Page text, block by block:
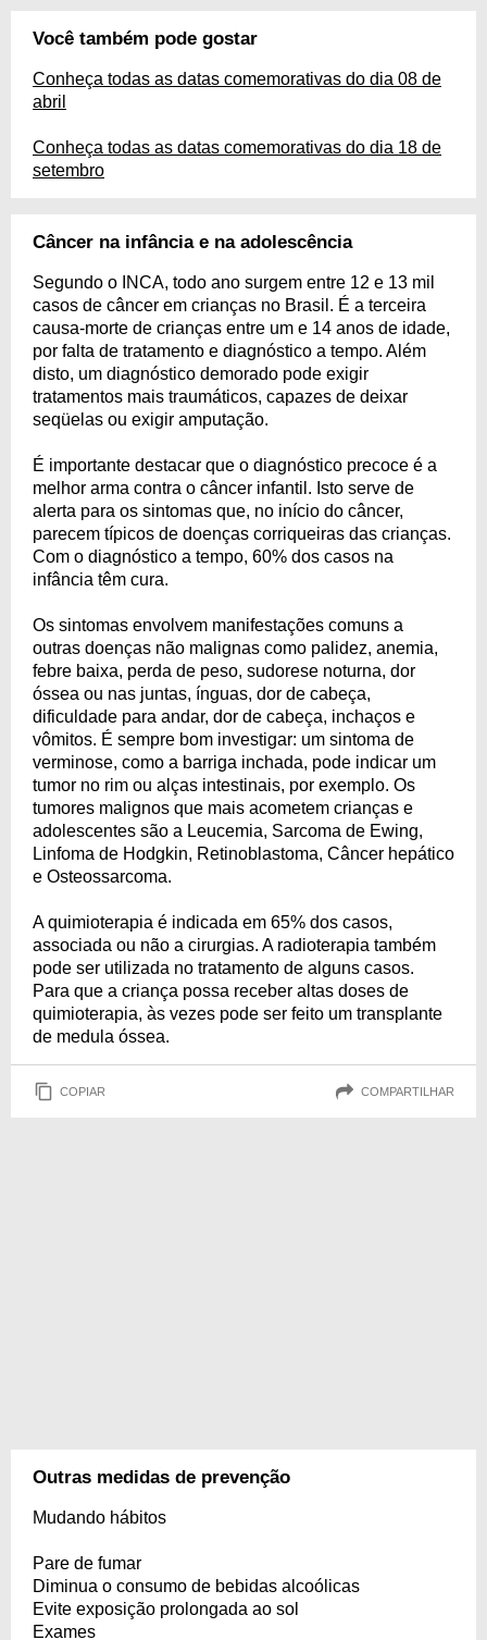
Você também pode gostar
Conheça todas as datas comemorativas do dia 08 de
abril
Conheça todas as datas comemorativas do dia 18 de
setembro
Câncer na infância e na adolescência
Segundo o INCA, todo ano surgem entre 12 e 13 mil
casos de câncer em crianças no Brasil. É a terceira
causa-morte de crianças entre um e 14 anos de idade,
por falta de tratamento e diagnóstico a tempo. Além
disto, um diagnóstico demorado pode exigir
tratamentos mais traumáticos, capazes de deixar
seqüelas ou exigir amputação.
É importante destacar que o diagnóstico precoce é a
melhor arma contra o câncer infantil. Isto serve de
alerta para os sintomas que, no início do câncer,
parecem típicos de doenças corriqueiras das crianças.
Com o diagnóstico a tempo, 60% dos casos na
infância têm cura.
Os sintomas envolvem manifestações comuns a
outras doenças não malignas como palidez, anemia,
febre baixa, perda de peso, sudorese noturna, dor
óssea ou nas juntas, ínguas, dor de cabeça,
dificuldade para andar, dor de cabeça, inchaços e
vômitos. É sempre bom investigar: um sintoma de
verminose, como a barriga inchada, pode indicar um
tumor no rim ou alças intestinais, por exemplo. Os
tumores malignos que mais acometem crianças e
adolescentes são a Leucemia, Sarcoma de Ewing,
Linfoma de Hodgkin, Retinoblastoma, Câncer hepático
e Osteossarcoma.
A quimioterapia é indicada em 65% dos casos,
associada ou não a cirurgias. A radioterapia também
pode ser utilizada no tratamento de alguns casos.
Para que a criança possa receber altas doses de
quimioterapia, às vezes pode ser feito um transplante
de medula óssea.
COPIAR COMPARTILHAR
Outras medidas de prevenção
Mudando hábitos
Pare de fumar
Diminua o consumo de bebidas alcoólicas
Evite exposição prolongada ao sol
Exames